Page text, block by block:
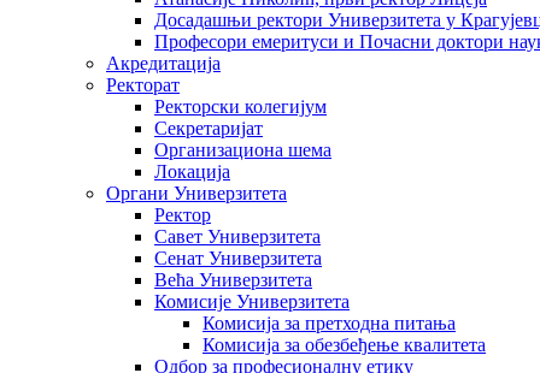
Досадашњи ректори Универзитета у
Професори емеритуси и Почасни доктори
Акредитација
Ректорат
Ректорски колегијум
Секретаријат
Организациона шема
Локација
Органи Универзитета
Ректор
Савет Универзитета
Сенат Универзитета
Већа Универзитета
Комисије Универзитета
Комисија за претходна питања
Комисија за обезбеђење квалитета
Одбор за професионалну етику